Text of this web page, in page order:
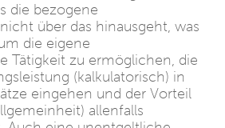
die bezogene
über das hinausgeht, was
die eigene
Tätigkeit zu ermöglichen, die
(kalkulatorisch) in
eingehen und der Vorteil
allenfalls